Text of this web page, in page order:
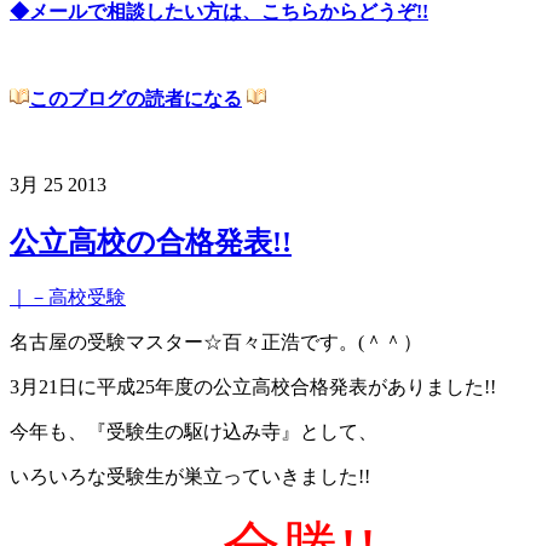
◆メールで相談したい方は、こちらからどうぞ!!
このブログの読者になる
3月 25 2013
公立高校の合格発表!!
｜－高校受験
名古屋の受験マスター☆百々正浩です。(＾＾）
3月21日に平成25年度の公立高校合格発表がありました!!
今年も、『受験生の駆け込み寺』として、
いろいろな受験生が巣立っていきました!!